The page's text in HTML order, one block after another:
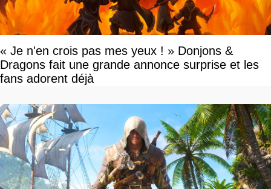
« Je n'en crois pas mes yeux ! » Donjons &
Dragons fait une grande annonce surprise et les
fans adorent déjà